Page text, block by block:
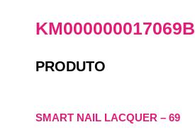
KM000000017069B
PRODUTO
SMART NAIL LACQUER – 69